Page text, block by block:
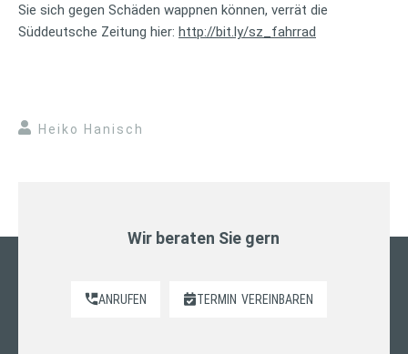
Sie sich gegen Schäden wappnen können, verrät die
Süddeutsche Zeitung hier: http://bit.ly/sz_fahrrad
Heiko Hanisch
Wir beraten Sie gern
ANRUFEN TERMIN VEREINBAREN